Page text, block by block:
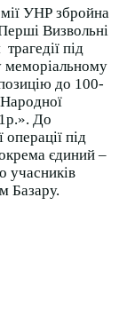
УНР збройна
Визвольні
під
меморіальному
до 100-
Народної
До
під
єдиний –
учасників
Базару.